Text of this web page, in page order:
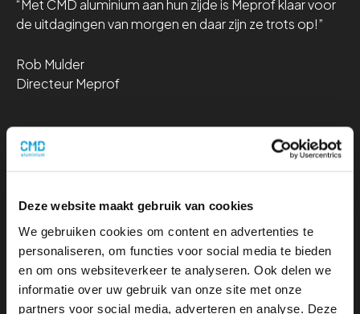
Deze website maakt gebruik van cookies
We gebruiken cookies om content en advertenties te
personaliseren, om functies voor social media te bieden
en om ons websiteverkeer te analyseren. Ook delen we
informatie over uw gebruik van onze site met onze
partners voor social media, adverteren en analyse. Deze
“Met CMD aluminium aan hun zijde is Meprof klaar voor
de uitdagingen van morgen en daar zijn ze trots op!”
Rob Mulder
Directeur Meprof